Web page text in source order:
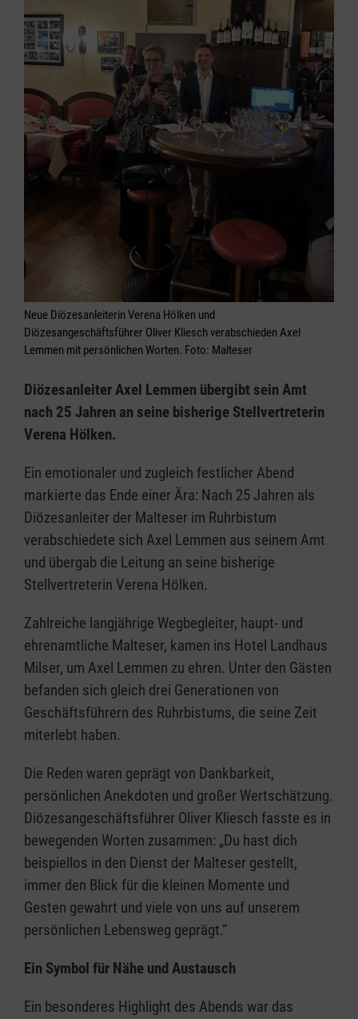
Neue Diözesanleiterin Verena Hölken und
Diözesangeschäftsführer Oliver Kliesch verabschieden Axel
Lemmen mit persönlichen Worten. Foto: Malteser
Diözesanleiter Axel Lemmen übergibt sein Amt
nach 25 Jahren an seine bisherige Stellvertreterin
Verena Hölken.
Ein emotionaler und zugleich festlicher Abend
markierte das Ende einer Ära: Nach 25 Jahren als
Diözesanleiter der Malteser im Ruhrbistum
verabschiedete sich Axel Lemmen aus seinem Amt
und übergab die Leitung an seine bisherige
Stellvertreterin Verena Hölken.
Zahlreiche langjährige Wegbegleiter, haupt- und
ehrenamtliche Malteser, kamen ins Hotel Landhaus
Milser, um Axel Lemmen zu ehren. Unter den Gästen
befanden sich gleich drei Generationen von
Geschäftsführern des Ruhrbistums, die seine Zeit
miterlebt haben.
Die Reden waren geprägt von Dankbarkeit,
persönlichen Anekdoten und großer Wertschätzung.
Diözesangeschäftsführer Oliver Kliesch fasste es in
bewegenden Worten zusammen: „Du hast dich
beispiellos in den Dienst der Malteser gestellt,
immer den Blick für die kleinen Momente und
Gesten gewahrt und viele von uns auf unserem
persönlichen Lebensweg geprägt.“
Ein Symbol für Nähe und Austausch
Ein besonderes Highlight des Abends war das